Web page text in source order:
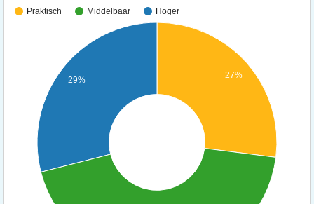
Praktisch Middelbaar Hoger
27%
29%